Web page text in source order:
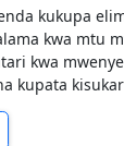
kukupa
kwa mtu
kwa
kupata